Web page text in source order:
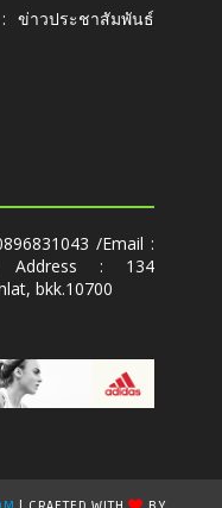
ข่าวประชาสัมพันธ์
/Email :
: 134
bkk.10700